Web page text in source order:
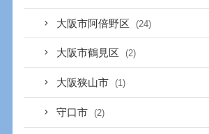
大阪市阿倍野区 (24)
大阪市鶴見区 (2)
大阪狭山市 (1)
守口市 (2)